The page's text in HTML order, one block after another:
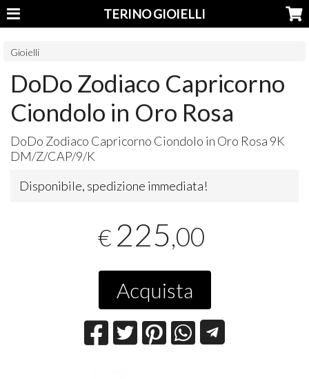
TERINO GIOIELLI
Gioielli
DoDo Zodiaco Capricorno
Ciondolo in Oro Rosa
DoDo Zodiaco Capricorno Ciondolo in Oro Rosa 9K
DM/Z/CAP/9/K
Disponibile, spedizione immediata!
€ 225,00
Acquista